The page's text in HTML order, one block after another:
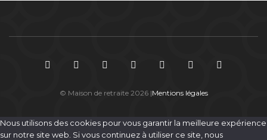
© Maison de retraite 2026 |Mentions légales
Nous utilisons des cookies pour vous garantir la meilleure expérience
sur notre site web. Si vous continuez à utiliser ce site, nous